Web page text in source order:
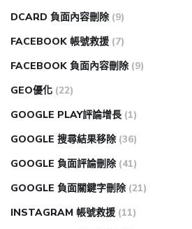
DCARD 負面內容刪除 (9)
FACEBOOK 帳號救援 (7)
FACEBOOK 負面內容刪除 (9)
GEO優化 (22)
GOOGLE PLAY評論增長 (1)
GOOGLE 搜尋結果移除 (36)
GOOGLE 負面評論刪除 (41)
GOOGLE 負面關鍵字刪除 (21)
INSTAGRAM 帳號救援 (11)